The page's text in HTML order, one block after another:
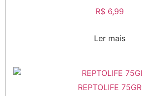
R$ 6,99
Ler mais
REPTOLIFE 75GR